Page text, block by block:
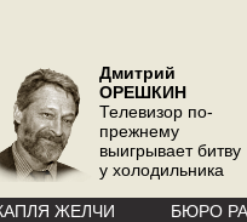
Дмитрий
ОРЕШКИН
Телевизор по-
прежнему
выигрывает битву
у холодильника
ЖЕЛЧИ
БЮРО